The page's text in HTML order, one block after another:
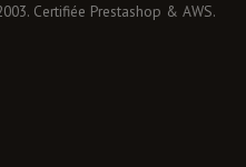
Certifiée Prestashop & AWS.